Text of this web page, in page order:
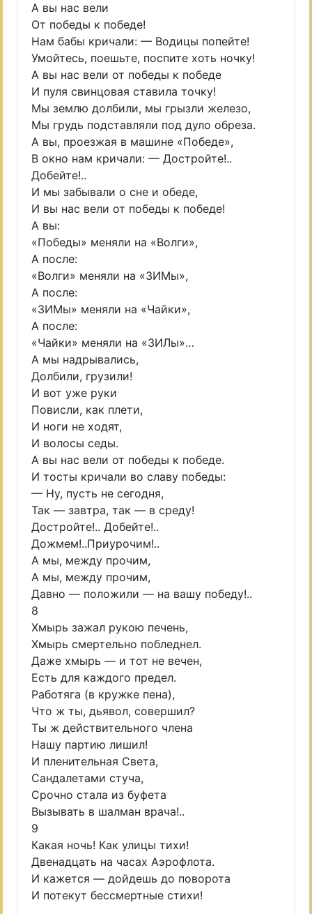
А вы нас вели
От победы к победе!
Нам бабы кричали: — Водицы попейте!
Умойтесь, поешьте, поспите хоть ночку!
А вы нас вели от победы к победе
И пуля свинцовая ставила точку!
Мы землю долбили, мы грызли железо,
Мы грудь подставляли под дуло обреза.
А вы, проезжая в машине «Победе»,
В окно нам кричали: — Достройте!..
Добейте!..
И мы забывали о сне и обеде,
И вы нас вели от победы к победе!
А вы:
«Победы» меняли на «Волги»,
А после:
«Волги» меняли на «ЗИМы»,
А после:
«ЗИМы» меняли на «Чайки»,
А после:
«Чайки» меняли на «ЗИЛы»…
А мы надрывались,
Долбили, грузили!
И вот уже руки
Повисли, как плети,
И ноги не ходят,
И волосы седы.
А вы нас вели от победы к победе.
И тосты кричали во славу победы:
— Ну, пусть не сегодня,
Так — завтра, так — в среду!
Достройте!.. Добейте!..
Дожмем!..Приурочим!..
А мы, между прочим,
А мы, между прочим,
Давно — положили — на вашу победу!..
8
Хмырь зажал рукою печень,
Хмырь смертельно побледнел.
Даже хмырь — и тот не вечен,
Есть для каждого предел.
Работяга (в кружке пена),
Что ж ты, дьявол, совершил?
Ты ж действительного члена
Нашу партию лишил!
И пленительная Света,
Сандалетами стуча,
Срочно стала из буфета
Вызывать в шалман врача!..
9
Какая ночь! Как улицы тихи!
Двенадцать на часах Аэрофлота.
И кажется — дойдешь до поворота
И потекут бессмертные стихи!